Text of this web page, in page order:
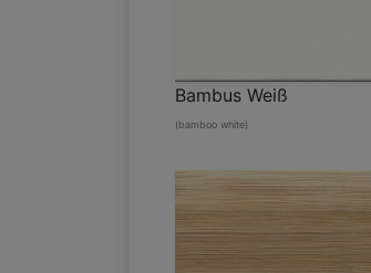
Bambus Weiß
(bamboo white)